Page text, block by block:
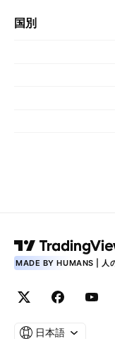
国別
MADE BY HUMANS | 人
日本語